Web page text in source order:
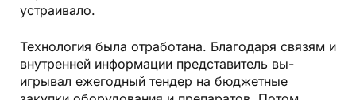
устраивало.
Технология была отработана. Благодаря связям и
внутренней информации представитель вы­
игрывал ежегодный тендер на бюджетные